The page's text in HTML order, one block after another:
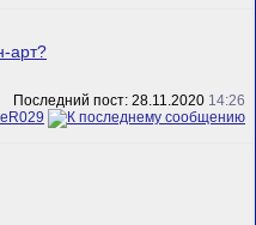
арт?
Последний пост: 28.11.2020 14:26